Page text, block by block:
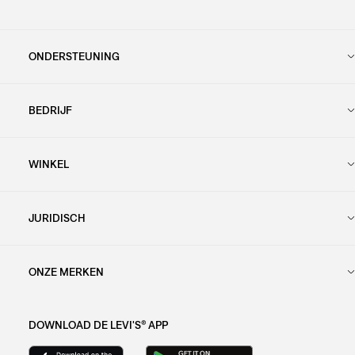
ONDERSTEUNING
BEDRIJF
WINKEL
JURIDISCH
ONZE MERKEN
DOWNLOAD DE LEVI'S® APP